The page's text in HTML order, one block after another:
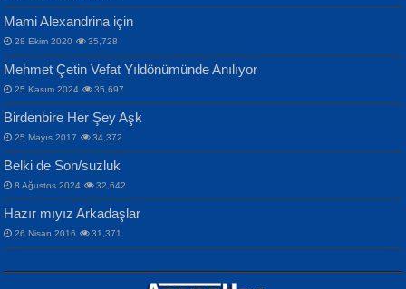
MAHMUT GÜRBÜZ
İbrahim Olmak ve Bitirebilmek...
Songül Özel
Mahzen...
NAZIM HİKMET RAN
Bir Cezaevinde, Tecritteki Adamın
Mektupları...
Mami Alexandrina için
28 Ekim 2020 35,728
Mehmet Çetin Vefat Yıldönümünde Anılıyor
25 Kasım 2024 35,697
Birdenbire Her Şey Aşk
25 Mayıs 2017 34,372
Belki de Son/suzluk
8 Ağustos 2024 32,642
Hazır mıyız Arkadaşlar
26 Nisan 2016 31,371